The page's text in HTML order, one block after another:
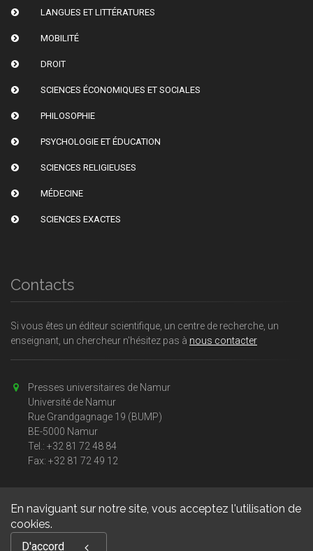
En naviguant sur notre site, vous acceptez l'utilisation de
cookies.
D'accord
LANGUES ET LITTÉRATURES
MOBILITÉ
DROIT
SCIENCES ÉCONOMIQUES ET SOCIALES
PHILOSOPHIE
PSYCHOLOGIE ET ÉDUCATION
SCIENCES RELIGIEUSES
MÉDECINE
SCIENCES EXACTES
Contacts
Si vous êtes un éditeur scientifique, un centre de recherche, un
enseignant, un chercheur n'hésitez pas à nous contacter
Presses universitaires de Namur
Université de Namur
Rue Grandgagnage 19 (BUMP)
BE-5000 Namur
Tel.: +32 81 72 48 84
Fax: +32 81 72 49 12